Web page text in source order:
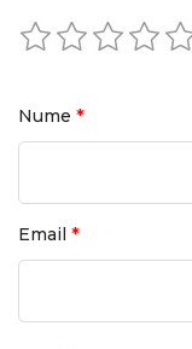
Nume *
Email *